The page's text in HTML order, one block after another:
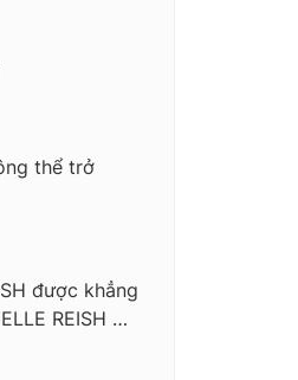
thể trở
được khẳng
REISH …